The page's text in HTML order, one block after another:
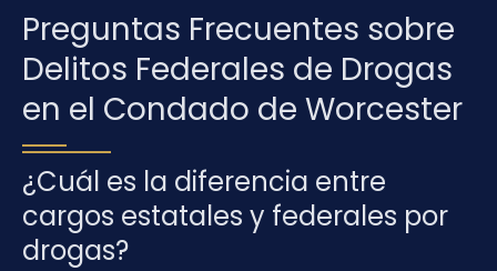
Preguntas Frecuentes sobre
Delitos Federales de Drogas
en el Condado de Worcester
¿Cuál es la diferencia entre
cargos estatales y federales por
drogas?